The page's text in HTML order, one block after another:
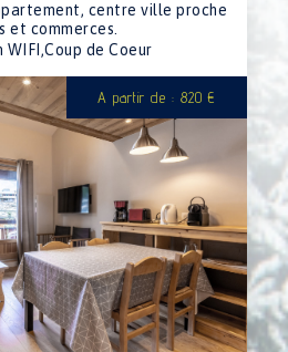
centre ville proche
et commerces.
WIFI,Coup de Coeur
A partir de : 820 €